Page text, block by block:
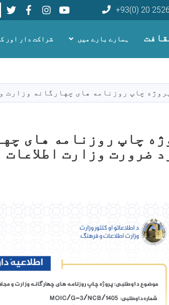
+93(0) 20
Youtube
LinkedIn
ہمارے بارے میں شراکت دار اور
چاپ روزنامه های چهارگانه وزارت
چاپ روزنامه های
ضرورت وزارت اطلاعات